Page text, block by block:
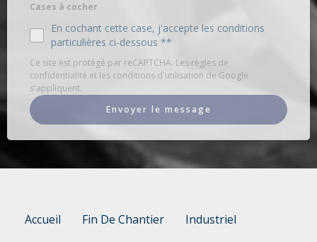
Cases à cocher
En cochant cette case, j'accepte les conditions
particulières ci-dessous **
Ce site est protégé par reCAPTCHA. Les règles de
confidentialité et les conditions d'utilisation de Google
s'appliquent.
Envoyer le message
Accueil Fin De Chantier
Industriel